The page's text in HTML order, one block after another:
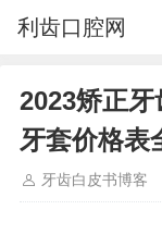
利齿口腔网
2023矫正
牙套价格表
牙齿白皮书博客